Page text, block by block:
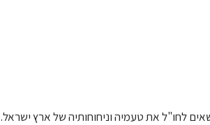
לחו"ל את טעמיה וניחוחותיה של ארץ ישראל.